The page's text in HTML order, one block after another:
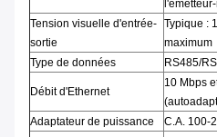
Tension visuelle d'entrée-
sortie
Typique :
maximum
Type de données
RS485/
Débit d'Ethernet
10 Mbps
Adaptateur de puissance
C.A. 100-